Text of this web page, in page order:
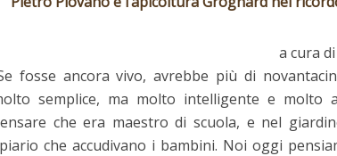
a cura
fosse ancora vivo, avrebbe più di
semplice, ma molto intelligente e molto
che era maestro di scuola, e nel
che accudivano i bambini. Noi oggi